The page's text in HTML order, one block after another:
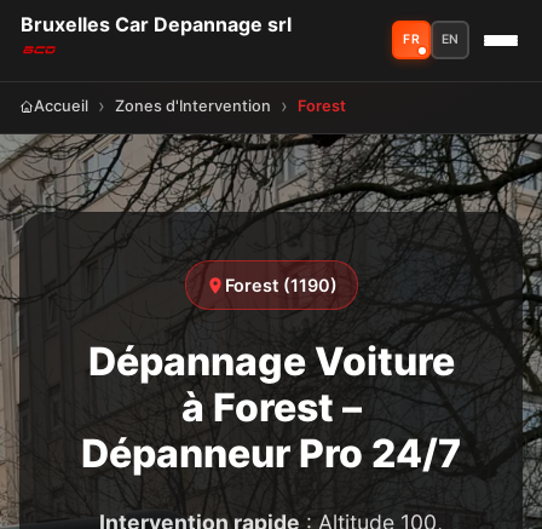
Bruxelles Car Depannage srl
FR EN
Accueil Zones d'Intervention Forest
Forest (1190)
Dépannage Voiture
à Forest –
Dépanneur Pro 24/7
Intervention rapide : Altitude 100,